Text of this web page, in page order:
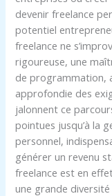
devenir freelance
potentiel
freelance ne
rigoureuse, une
de programmation,
approfondie des
jalonnent ce
pointues jusqu’à la
personnel,
générer un revenu
freelance est en
une grande